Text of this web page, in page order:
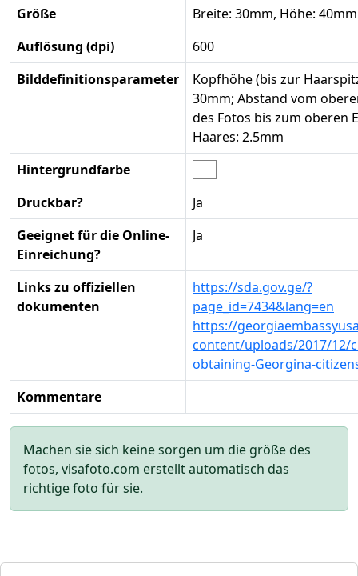
Größe
Breite: 30mm, Höhe: 40mm
Auflösung (dpi)
600
Bilddefinitionsparameter
Kopfhöhe (bis zur
30mm; Abstand vom
des Fotos bis zum oberen
Haares: 2.5mm
Hintergrundfarbe
Druckbar?
Ja
Geeignet für die Online-
Einreichung?
Ja
Links zu offiziellen
dokumenten
https://sda.gov.ge/?
page_id=7434&lang=en
https://
content/uploads/2017/12/
obtaining-Georgina-
Kommentare
Machen sie sich keine sorgen um die größe des
fotos, visafoto.com erstellt automatisch das
richtige foto für sie.